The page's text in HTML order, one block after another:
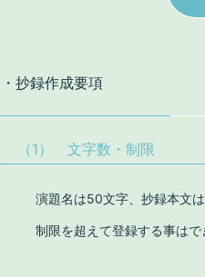
・抄録作成要項
（1）文字数 ・制限
演題名は50文字、抄録本文
制限を超えて登録する事はで